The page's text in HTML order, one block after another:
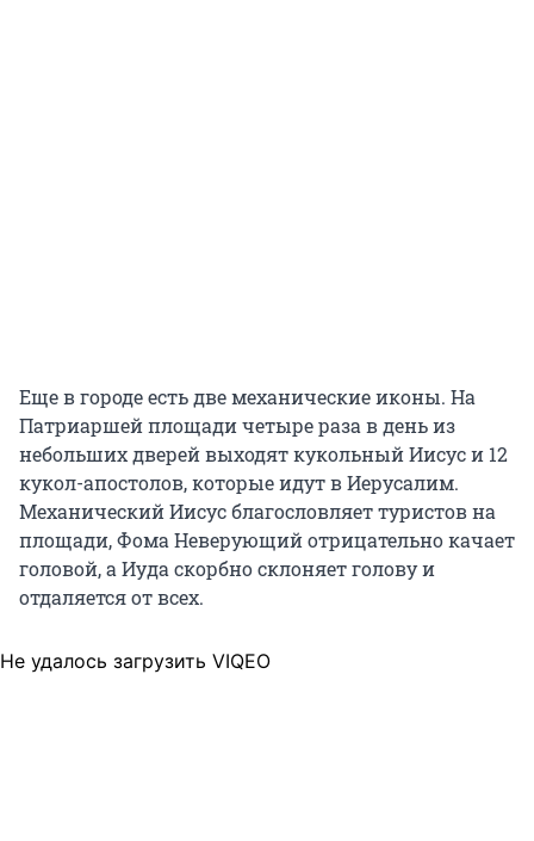
Еще в городе есть две механические иконы. На
Патриаршей площади четыре раза в день из
небольших дверей выходят кукольный Иисус и 12
кукол-апостолов, которые идут в Иерусалим.
Механический Иисус благословляет туристов на
площади, Фома Неверующий отрицательно качает
головой, а Иуда скорбно склоняет голову и
отдаляется от всех.
Не удалось загрузить VIQEO